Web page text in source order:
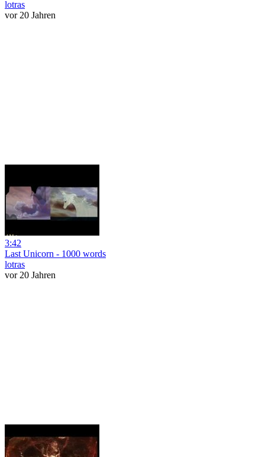
lotras
vor 20 Jahren
3:42
Last Unicorn - 1000 words
lotras
vor 20 Jahren